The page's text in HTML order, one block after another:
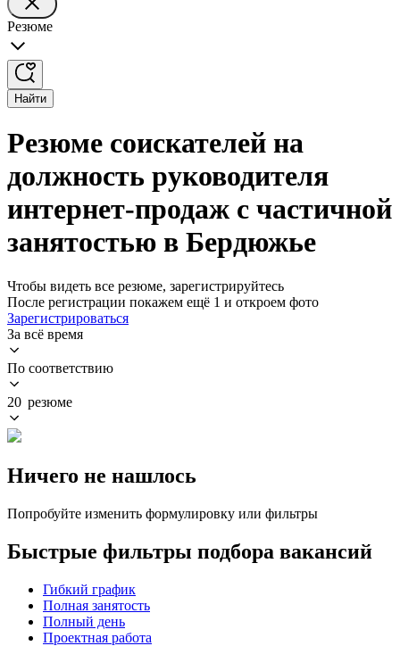
Резюме
Найти
Резюме соискателей на
должность руководителя
интернет-продаж с частичной
занятостью в Бердюжье
Чтобы видеть все резюме, зарегистрируйтесь
После регистрации покажем ещё 1 и откроем фото
Зарегистрироваться
За всё время
По соответствию
20 резюме
Ничего не нашлось
Попробуйте изменить формулировку или фильтры
Быстрые фильтры подбора вакансий
Гибкий график
Полная занятость
Полный день
Проектная работа